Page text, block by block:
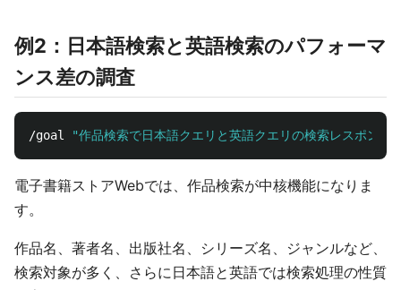
例2：日本語検索と英語検索のパフォーマ
ンス差の調査
/goal "作品検索で日本語クエリと英語クエリの検索レスポン
電子書籍ストアWebでは、作品検索が中核機能になりま
す。
作品名、著者名、出版社名、シリーズ名、ジャンルなど、
検索対象が多く、さらに日本語と英語では検索処理の性質